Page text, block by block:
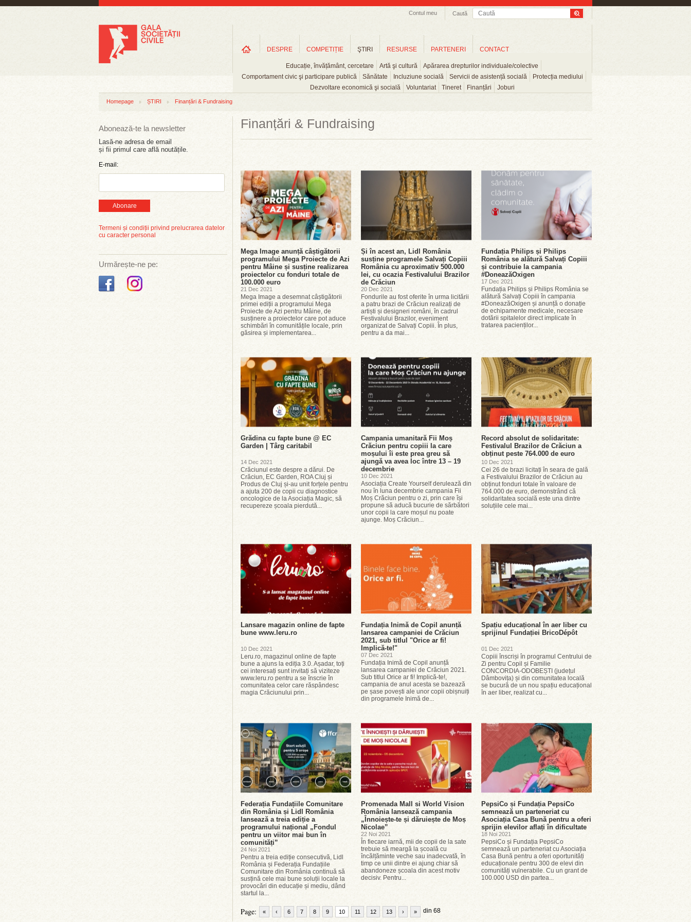
Caută
Contul meu
DESPRE COMPETIȚIE ŞTIRI
Educație, învățământ, cercetare Artă şi cultură
Apărarea drepturilor individuale/colective
Comportament civic şi participare publică
Sănătate Incluziune socială Servicii de asistență socială
Protecția mediului
Dezvoltare economică şi socială
Voluntariat Tineret Finanțări Joburi
RESURSE PARTENERI CONTACT
Homepage ȘTIRI Finanțări & Fundraising
Abonează-te la newsletter
Lasă-ne adresa de email
și fii primul care află noutățile.
E-mail:
Abonare
Termeni și condiții privind prelucrarea datelor
cu caracter personal
Urmărește-ne pe:
Finanțări & Fundraising
Mega Image anunță câștigătorii
programului Mega Proiecte de Azi
pentru Mâine și susține realizarea
proiectelor cu fonduri totale de
100.000 euro
21 Dec 2021
Mega Image a desemnat câștigătorii
primei ediții a programului Mega
Proiecte de Azi pentru Mâine, de
susținere a proiectelor care pot aduce
schimbări în comunitățile locale, prin
găsirea și implementarea...
Și în acest an, Lidl România
susține programele Salvați Copiii
România cu aproximativ 500.000
lei, cu ocazia Festivalului Brazilor
de Crăciun
20 Dec 2021
Fondurile au fost oferite în urma licitării
a patru brazi de Crăciun realizați de
artiști și designeri români, în cadrul
Festivalului Brazilor, eveniment
organizat de Salvați Copiii. În plus,
pentru a da mai...
Fundația Philips și Philips
România se alătură Salvați Copiii
și contribuie la campania
#DoneazăOxigen
17 Dec 2021
Fundația Philips și Philips România se
alătură Salvați Copiii în campania
#DoneazăOxigen și anunță o donație
de echipamente medicale, necesare
dotării spitalelor direct implicate în
tratarea pacienților...
Grădina cu fapte bune @ EC
Garden | Târg caritabil
14 Dec 2021
Crăciunul este despre a dărui. De
Crăciun, EC Garden, ROA Cluj și
Produs de Cluj și-au unit forțele pentru
a ajuta 200 de copii cu diagnostice
oncologice de la Asociația Magic, să
recupereze școala pierdută...
Campania umanitară Fii Moș
Crăciun pentru copiii la care
moșului îi este prea greu să
ajungă va avea loc între 13 – 19
decembrie
10 Dec 2021
Asociația Create Yourself derulează din
nou în luna decembrie campania Fii
Moș Crăciun pentru o zi, prin care își
propune să aducă bucurie de sărbători
unor copii la care moșul nu poate
ajunge. Moș Crăciun...
Record absolut de solidaritate:
Festivalul Brazilor de Crăciun a
obținut peste 764.000 de euro
10 Dec 2021
Cei 26 de brazi licitați în seara de gală
a Festivalului Brazilor de Crăciun au
obținut fonduri totale în valoare de
764.000 de euro, demonstrând că
solidaritatea socială este una dintre
soluțiile cele mai...
Lansare magazin online de fapte
bune www.leru.ro
10 Dec 2021
Leru.ro, magazinul online de fapte
bune a ajuns la ediția 3.0. Așadar, toți
cei interesați sunt invitați să viziteze
www.leru.ro pentru a se înscrie în
comunitatea celor care răspândesc
magia Crăciunului prin...
Fundația Inimă de Copil anunță
lansarea campaniei de Crăciun
2021, sub titlul "Orice ar fi!
Implică-te!"
07 Dec 2021
Fundația Inimă de Copil anunță
lansarea campaniei de Crăciun 2021.
Sub titlul Orice ar fi! Implică-te!,
campania de anul acesta se bazează
pe șase povești ale unor copii obișnuiți
din programele Inimă de...
Spațiu educațional în aer liber cu
sprijinul Fundației BricoDépôt
01 Dec 2021
Copiii înscriși în programul Centrului de
Zi pentru Copil și Familie
CONCORDIA-ODOBEȘTI (județul
Dâmbovița) și din comunitatea locală
se bucură de un nou spațiu educațional
în aer liber, realizat cu...
Federația Fundațiile Comunitare
din România și Lidl România
lansează a treia ediție a
programului național „Fondul
pentru un viitor mai bun în
comunități”
24 Noi 2021
Pentru a treia ediție consecutivă, Lidl
România și Federația Fundațiile
Comunitare din România continuă să
susțină cele mai bune soluții locale la
provocări din educație și mediu, dând
startul la...
Promenada Mall si World Vision
România lansează campania
„Înnoiește-te și dăruiește de Moș
Nicolae”
22 Noi 2021
În fiecare iarnă, mii de copii de la sate
trebuie să meargă la școală cu
încălțăminte veche sau inadecvată, în
timp ce unii dintre ei ajung chiar să
abandoneze școala din acest motiv
decisiv. Pentru...
PepsiCo și Fundația PepsiCo
semnează un parteneriat cu
Asociația Casa Bună pentru a oferi
sprijin elevilor aflați în dificultate
18 Noi 2021
PepsiCo și Fundația PepsiCo
semnează un parteneriat cu Asociația
Casa Bună pentru a oferi oportunități
educaționale pentru 300 de elevi din
comunități vulnerabile. Cu un grant de
100.000 USD din partea...
Page: « ‹ 6 7 8 9 10 11 12 13 din 68
› »